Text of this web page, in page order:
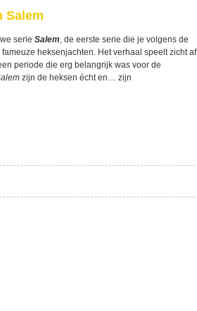
Salem
serie Salem, de eerste serie die je volgens de
heksenjachten. Het verhaal speelt zicht af
periode die erg belangrijk was voor de
zijn de heksen écht en… zijn